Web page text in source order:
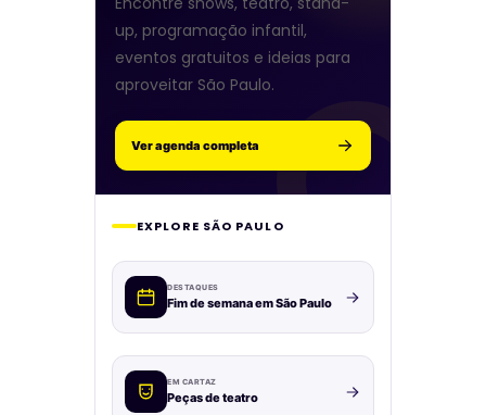
up, programação infantil,
eventos gratuitos e ideias para
aproveitar São Paulo.
Ver agenda completa
EXPLORE SÃO PAULO
DESTAQUES
Fim de semana em São Paulo
EM CARTAZ
Peças de teatro